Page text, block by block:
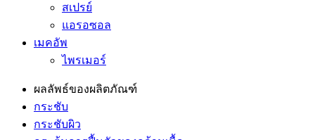
สเปรย์
แอรอซอล
เมคอัพ
ไพรเมอร์
ผลลัพธ์ของผลิตภัณฑ์
กระชับ
กระชับผิว